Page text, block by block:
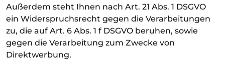
Außerdem steht Ihnen nach Art. 21 Abs. 1 DSGVO
ein Widerspruchsrecht gegen die Verarbeitungen
zu, die auf Art. 6 Abs. 1 f DSGVO beruhen, sowie
gegen die Verarbeitung zum Zwecke von
Direktwerbung.